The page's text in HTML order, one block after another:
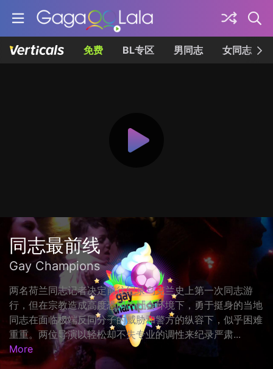
免费 BL专区 男同志 女同志
同志最前线
Gay Champions
两名荷兰同志记者决定前往纪录乌克兰史上第一次同志游
行，但在宗教造成高度恐同的社会环境下，勇于挺身的当地
同志在面临极端反同分子的威胁和警方的纵容下，似乎困难
重重。两位导演以轻松却不失专业的调性来纪录严肃...
More